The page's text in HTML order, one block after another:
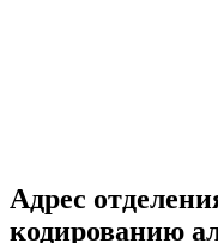
Адрес
кодированию